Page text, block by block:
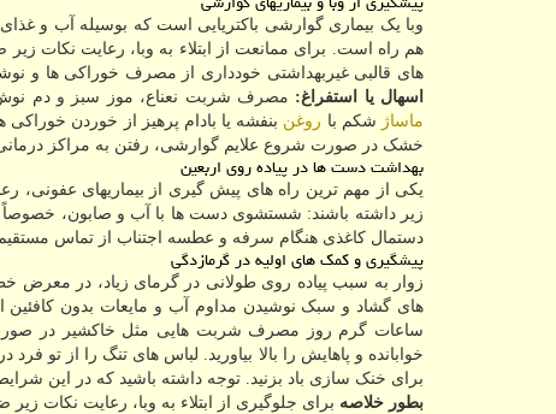
وبا یک بیماری گوارشی باکتریایی است که بوسیله آب و
هم راه است. برای ممانعت از ابتلاء به وبا، رعایت
های قالبی غیربهداشتی خودداری از مصرف خوراکی ها و
اسهال یا استفراغ: مصرف شربت نعناع، موز سبز و دم نوش
ماساژ شکم با روغن بنفشه یا بادام پرهیز از خوردن
خشک در صورت شروع علایم گوارشی، رفتن به مراکز
بهداشت دست ها در پیاده روی اربعین
یکی از مهم ترین راه های پیش گیری از بیماریهای
زیر داشته باشند: شستشوی دست ها با آب و صابون،
دستمال کاغذی هنگام سرفه و عطسه اجتناب از تماس
پیشگیری و کمک های اولیه در گرمازدگی
زوار به سبب پیاده روی طولانی در گرمای زیاد، در معرض
های گشاد و سبک نوشیدن مداوم آب و مایعات بدون کافئین
ساعات گرم روز مصرف شربت هایی مثل خاکشیر در صورت
خوابانده و پاهایش را بالا بیاورید. لباس های تنگ را از تو
برای خنک سازی باد بزنید. توجه داشته باشید که در این
بطور خلاصه برای جلوگیری از ابتلاء به وبا، رعایت نکات